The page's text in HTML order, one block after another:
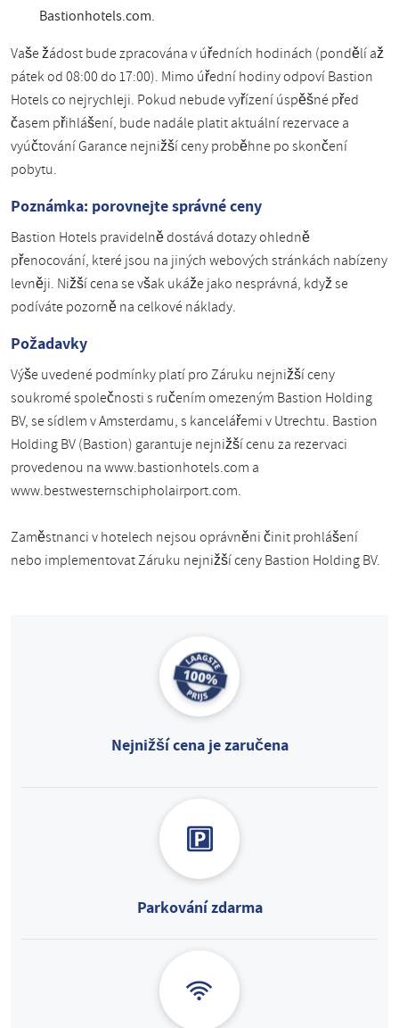
Bastionhotels.com.
Vaše žádost bude zpracována v úředních hodinách (pondělí až
pátek od 08:00 do 17:00). Mimo úřední hodiny odpoví Bastion
Hotels co nejrychleji. Pokud nebude vyřízení úspěšné před
časem přihlášení, bude nadále platit aktuální rezervace a
vyúčtování Garance nejnižší ceny proběhne po skončení
pobytu.
Poznámka: porovnejte správné ceny
Bastion Hotels pravidelně dostává dotazy ohledně
přenocování, které jsou na jiných webových stránkách nabízeny
levněji. Nižší cena se však ukáže jako nesprávná, když se
podíváte pozorně na celkové náklady.
Požadavky
Výše uvedené podmínky platí pro Záruku nejnižší ceny
soukromé společnosti s ručením omezeným Bastion Holding
BV, se sídlem v Amsterdamu, s kancelářemi v Utrechtu. Bastion
Holding BV (Bastion) garantuje nejnižší cenu za rezervaci
provedenou na www.bastionhotels.com a
www.bestwesternschipholairport.com.
Zaměstnanci v hotelech nejsou oprávněni činit prohlášení
nebo implementovat Záruku nejnižší ceny Bastion Holding BV.
Nejnižší cena je zaručena
Parkování zdarma